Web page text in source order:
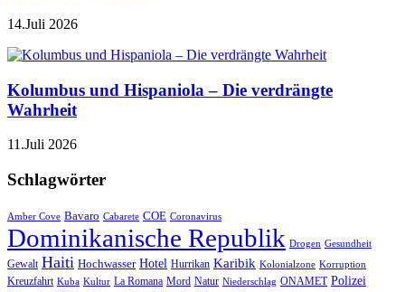
14.Juli 2026
Kolumbus und Hispaniola – Die verdrängte
Wahrheit
11.Juli 2026
Schlagwörter
Amber Cove Bavaro Cabarete COE Coronavirus
Dominikanische Republik Drogen Gesundheit
Gewalt Haiti Hochwasser Hotel Hurrikan Karibik Kolonialzone Korruption
Kreuzfahrt Kuba Kultur La Romana Mord Natur Niederschlag ONAMET Polizei